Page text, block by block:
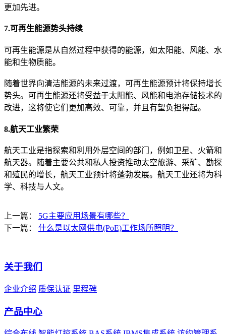
更加先进。
7.可再生能源势头持续
可再生能源是从自然过程中获得的能源，如太阳能、风能、水
能和生物质能。
随着世界向清洁能源的未来过渡，可再生能源预计将保持增长
势头。可再生能源还将受益于太阳能、风能和电池存储技术的
改进，这将使它们更加高效、可靠，并且有望负担得起。
8.航天工业繁荣
航天工业是指探索和利用外层空间的部门，例如卫星、火箭和
航天器。随着主要公共和私人投资推动太空旅游、采矿、勘探
和殖民的增长，航天工业预计将蓬勃发展。航天工业还将为科
学、科技与人文。
上一篇： 5G主要应用场景有哪些？
下一篇： 什么是以太网供电(PoE)工作场所照明？
关于我们
企业介绍 质保认证 里程碑
产品中心